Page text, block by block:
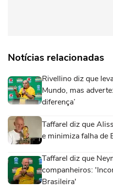
Notícias relacionadas
Rivellino diz que
Mundo, mas
diferença’
Taffarel diz que
e minimiza falha de
Taffarel diz que
companheiros:
Brasileira'